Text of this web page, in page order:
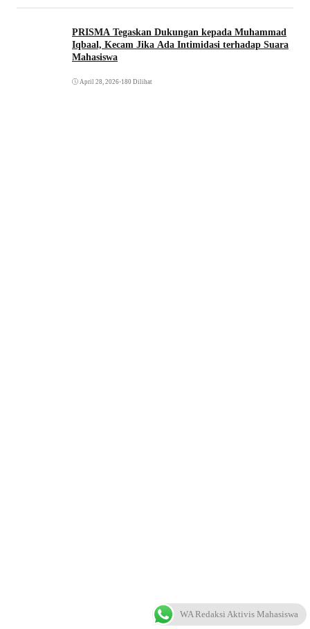
PRISMA Tegaskan Dukungan kepada Muhammad
Iqbaal, Kecam Jika Ada Intimidasi terhadap Suara
Mahasiswa
April 28, 2026•180 Dilihat
WA Redaksi Aktivis Mahasiswa